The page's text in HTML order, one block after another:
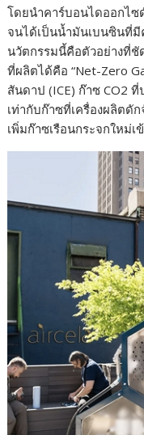
โดยนำคาร์บอนไดออกไซ
จนได้เป็นน้ำมันเบนซินที่
นวัตกรรมนี้คือตัวอย่างที่ชั
ที่ผลิตได้คือ “Net-Zero
สันดาป (ICE) ก๊าซ CO2
เท่ากับก๊าซที่เครื่องผลิตดั
เพิ่มก๊าซเรือนกระจกใหม่